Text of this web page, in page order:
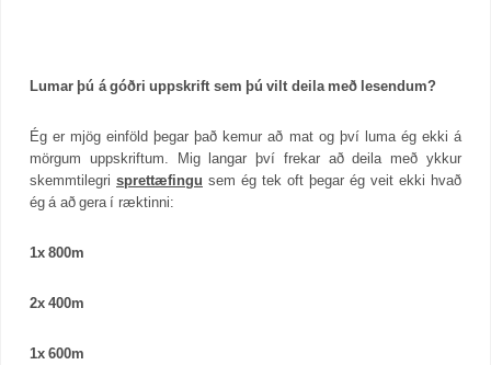
Lumar þú á góðri uppskrift sem þú vilt deila með lesendum?
Ég er mjög einföld þegar það kemur að mat og því luma ég ekki á
mörgum uppskriftum. Mig langar því frekar að deila með ykkur
skemmtilegri sprettæfingu sem ég tek oft þegar ég veit ekki hvað
ég á að gera í ræktinni:
1x 800m
2x 400m
1x 600m